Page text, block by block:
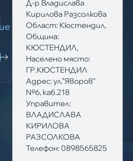
Д-р Владислава
Кирилова Разсолкова
Област: Кюстендил,
Община:
КЮСТЕНДИЛ,
Населено място:
ГР.КЮСТЕНДИЛ
Адрес: ул.”Яворов”
№6, каб.218
Управител:
ВЛАДИСЛАВА
КИРИЛОВА
РАЗСОЛКОВА
Телефон: 0898565825